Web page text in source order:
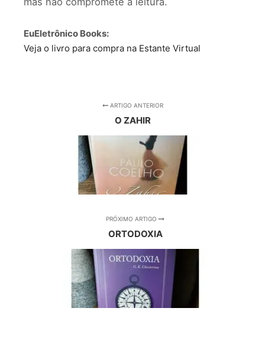
EuEletrônico Books:
Veja o livro para compra na Estante Virtual
ARTIGO ANTERIOR
O ZAHIR
PRÓXIMO ARTIGO
ORTODOXIA